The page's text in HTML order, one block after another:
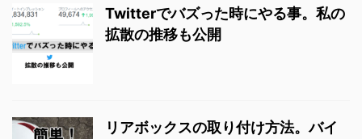
タは毎週の様に作り、 家
族に 「今日はパパのパス
タだ！やった！」 と喜ば
れています。 パパ料理で
Twitterでバズった時にやる事。私の
拡散の推移も公開
リアボックスの取り付け方法。バイ